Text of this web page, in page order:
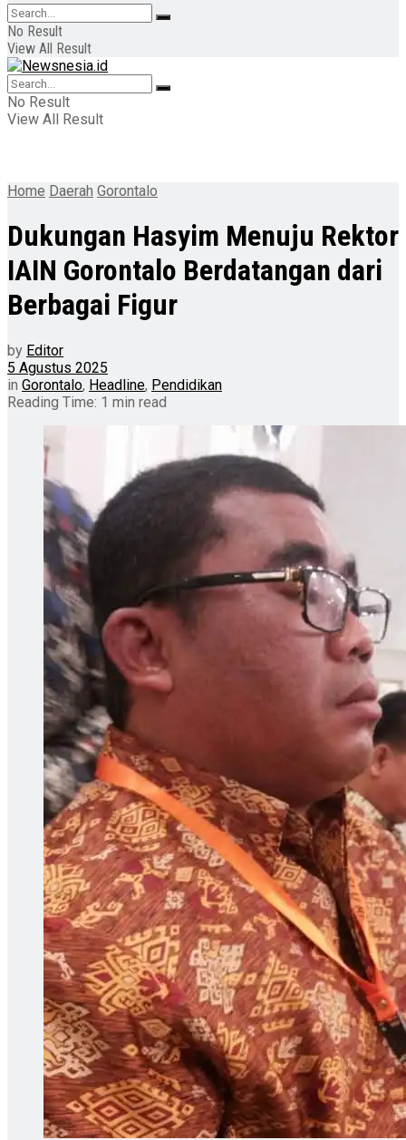
No Result
View All Result
No Result
View All Result
Home Daerah Gorontalo
Dukungan Hasyim Menuju Rektor
IAIN Gorontalo Berdatangan dari
Berbagai Figur
by Editor
5 Agustus 2025
in Gorontalo, Headline, Pendidikan
Reading Time: 1 min read